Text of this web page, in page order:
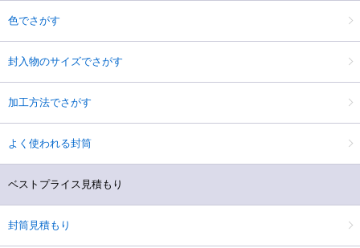
色でさがす
封入物のサイズでさがす
加工方法でさがす
よく使われる封筒
ベストプライス見積もり
封筒見積もり